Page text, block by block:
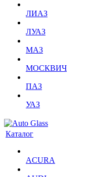
ЛИАЗ
ЛУАЗ
МАЗ
МОСКВИЧ
ПАЗ
УАЗ
Каталог
ACURA